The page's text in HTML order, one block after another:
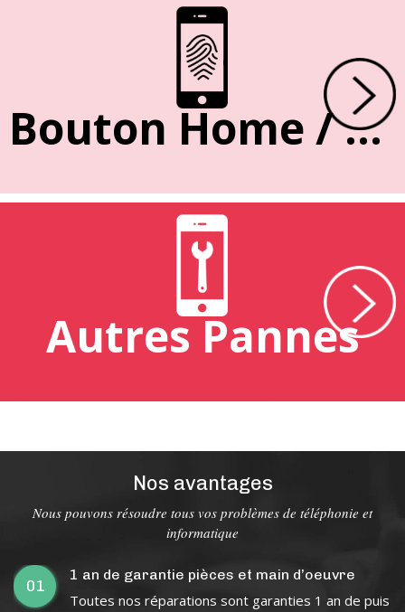
Bouton Home / Empreinte
Autres Pannes
Nos avantages
Nous pouvons résoudre tous vos problèmes de téléphonie et
informatique
01
1 an de garantie pièces et main d’oeuvre
Toutes nos réparations sont garanties 1 an de puis